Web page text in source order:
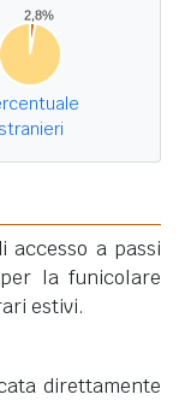
stranieri
accesso a passi
la funicolare
estivi.
direttamente